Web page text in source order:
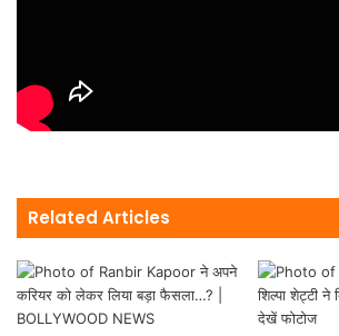
Related Articles